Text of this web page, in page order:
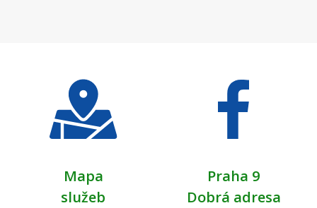
Mapa
služeb
Praha 9
Dobrá adresa